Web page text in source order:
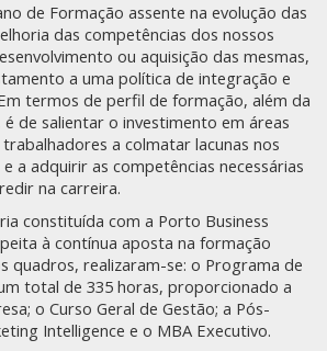
de Formação assente na evolução das
das competências dos nossos
ou aquisição das mesmas,
a uma política de integração e
termos de perfil de formação, além da
de salientar o investimento em áreas
a colmatar lacunas nos
a adquirir as competências necessárias
na carreira.
constituída com a Porto Business
à contínua aposta na formação
quadros, realizaram-se: o Programa de
total de 335 horas, proporcionado a
o Curso Geral de Gestão; a Pós-
Intelligence e o MBA Executivo.